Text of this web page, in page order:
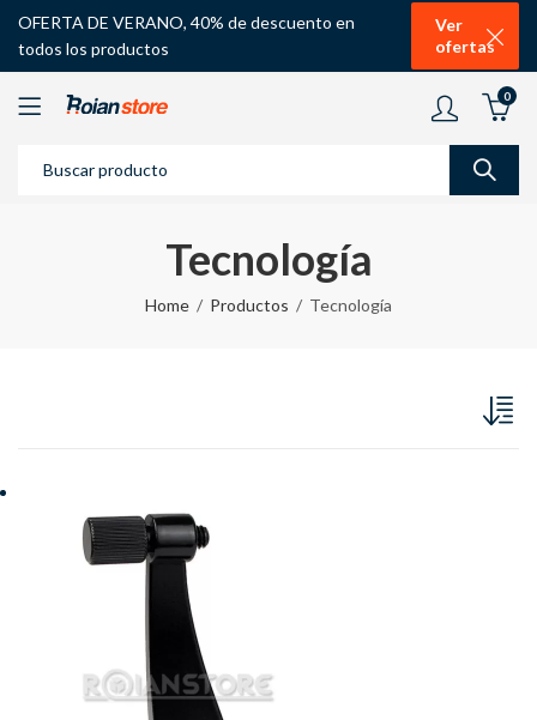
OFERTA DE VERANO, 40% de descuento en
todos los productos
Ver
ofertas
0
Tecnología
Home Productos Tecnología